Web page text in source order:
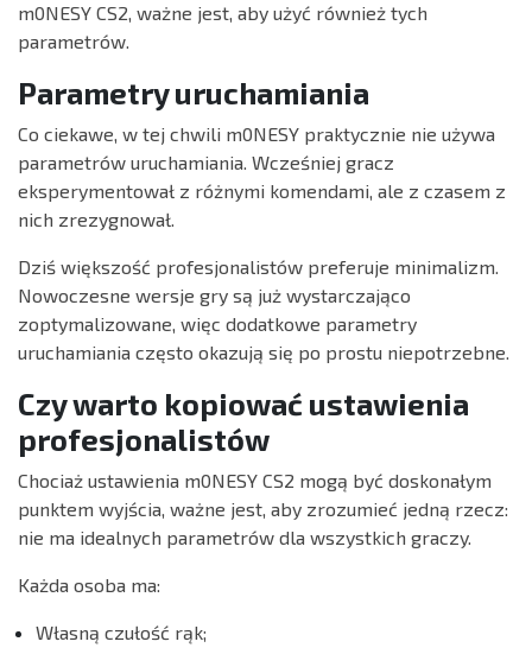
m0NESY CS2, ważne jest, aby użyć również tych
parametrów.
Parametry uruchamiania
Co ciekawe, w tej chwili m0NESY praktycznie nie używa
parametrów uruchamiania. Wcześniej gracz
eksperymentował z różnymi komendami, ale z czasem z
nich zrezygnował.
Dziś większość profesjonalistów preferuje minimalizm.
Nowoczesne wersje gry są już wystarczająco
zoptymalizowane, więc dodatkowe parametry
uruchamiania często okazują się po prostu niepotrzebne.
Czy warto kopiować ustawienia
profesjonalistów
Chociaż ustawienia m0NESY CS2 mogą być doskonałym
punktem wyjścia, ważne jest, aby zrozumieć jedną rzecz:
nie ma idealnych parametrów dla wszystkich graczy.
Każda osoba ma:
Własną czułość rąk;